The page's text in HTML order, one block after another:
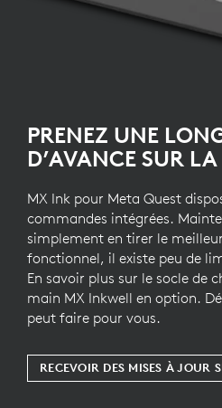
PRENEZ UNE
D’AVANCE SUR
MX Ink pour Meta Quest
commandes intégrées.
simplement en tirer le
fonctionnel, il existe peu de
En savoir plus sur le socle de
main MX Inkwell en option.
peut faire pour vous.
RECEVOIR DES MISES À JOUR